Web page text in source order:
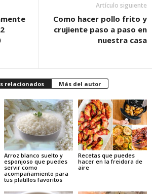
Artículo siguiente
Como hacer pollo frito y
crujiente paso a paso en
nuestra casa
relacionados Más del autor
Arroz blanco suelto y
esponjoso que puedes
servir como
acompañamiento para
tus platillos favoritos
Recetas que puedes
hacer en la freidora de
aire